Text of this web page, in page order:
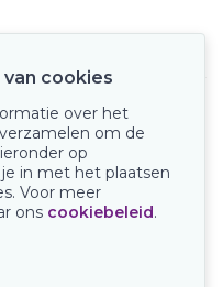
cookies
over het
om de
op
in met het plaatsen
Voor meer
ons cookiebeleid.